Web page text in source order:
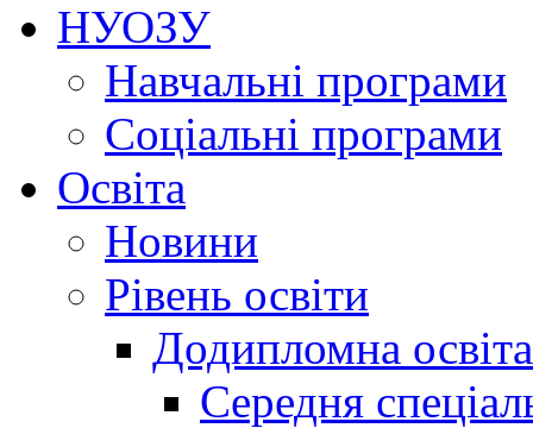
НУОЗУ
Навчальні програми
Соціальні програми
Освіта
Новини
Рівень освіти
Додипломна освіта
Середня